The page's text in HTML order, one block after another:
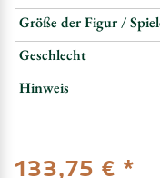
Größe der Figur /
Geschlecht
Hinweis
133,75 € *